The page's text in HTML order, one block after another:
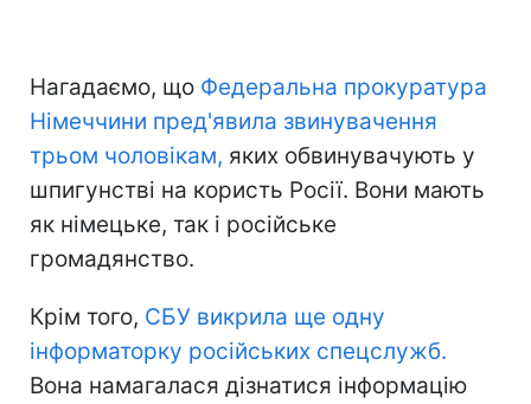
Нагадаємо, що Федеральна прокуратура
Німеччини пред'явила звинувачення
трьом чоловікам, яких обвинувачують у
шпигунстві на користь Росії. Вони мають
як німецьке, так і російське
громадянство.
Крім того, СБУ викрила ще одну
інформаторку російських спецслужб.
Вона намагалася дізнатися інформацію